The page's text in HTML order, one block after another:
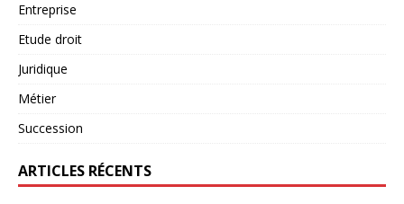
Entreprise
Etude droit
Juridique
Métier
Succession
ARTICLES RÉCENTS